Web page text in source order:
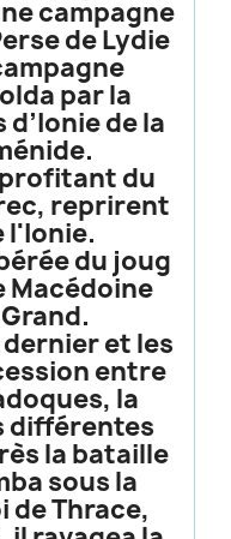
campagne
de Lydie
par la
de la
profitant du
reprirent
l'Ionie.
du joug
Macédoine
et les
entre
la
différentes
la bataille
sous la
de Thrace,